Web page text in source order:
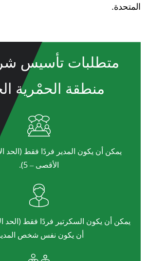
المتحدة.
متطلبات تأسيس
منطقة الحمْرية
الأقصى – 5).
أن يكون نفس شخص